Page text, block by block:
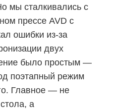
мы сталкивались с
прессе AVD с
ошибки из-за
двух
было простым —
поэтапный режим
Главное — не
а